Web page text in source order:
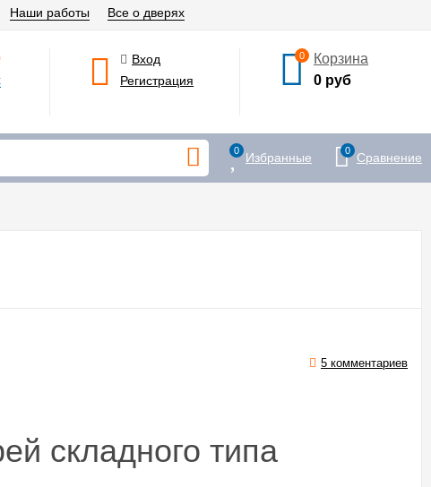
Наши работы Все о дверях
Вход
Регистрация
0
Корзина
0 руб
0 Избранные 0 Сравнение
5 комментариев
складного типа